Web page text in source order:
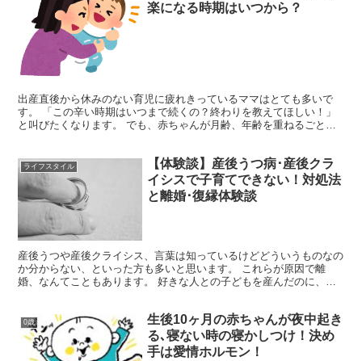
楽になる時期はいつから？
出産直後から休みのない育児に疲れきっているママはとても多いで
す。 「この辛い時期はいつまで続くの？終わりを教えてほしい！」
と叫びたくなります。 でも、赤ちゃんが月齢、年齢を重ねるごとに
ライフスタイル
【体験談】産後うつ病･産後クラ
イシスで子育てできない！対処法
と離婚･復縁体験談
産後うつや産後クライシス、言葉は知っているけどどういうものなの
か分からない、といった方も多いと思います。 これらが原因で離
婚、なんてこともあります。 好きな人との子どもを産んだのに、そ
0歳
生後10ヶ月の赤ちゃんが夜中起き
る､寝ない時の寝かしつけ！決め
手は愛情ホルモン！